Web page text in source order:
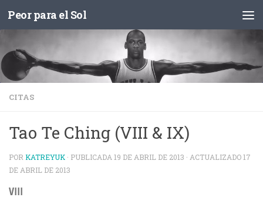
Saltar al contenido
Peor para el Sol
CITAS
Tao Te Ching (VIII & IX)
POR KATREYUK · PUBLICADA 19 DE ABRIL DE 2013 · ACTUALIZADO17
DE ABRIL DE 2013
VIII